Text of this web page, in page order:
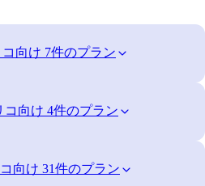
向け 7件のプラン
コ向け 4件のプラン
向け 31件のプラン